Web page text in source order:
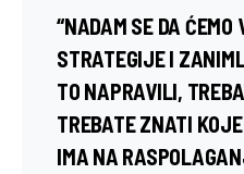
“NADAM SE DA
STRATEGIJE I
TO NAPRAVILI,
TREBATE ZNATI
IMA NA